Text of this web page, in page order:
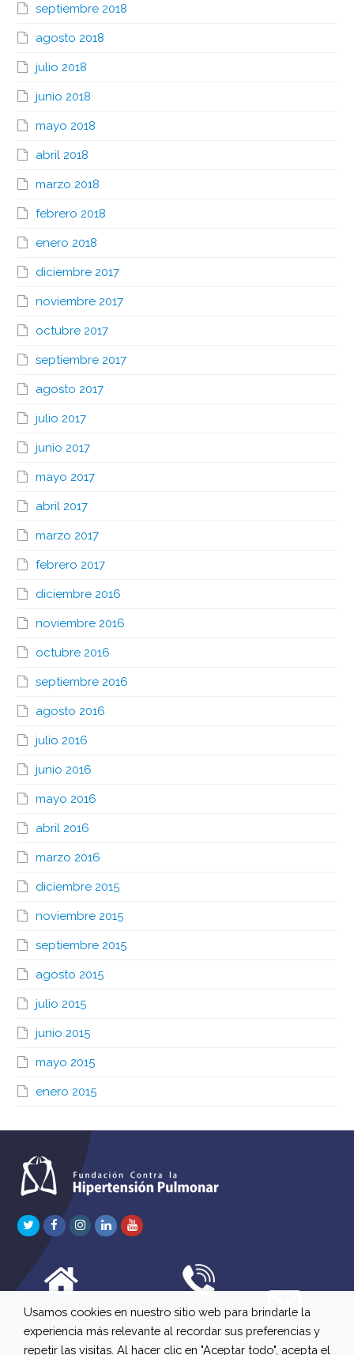
septiembre 2018
agosto 2018
julio 2018
junio 2018
mayo 2018
abril 2018
marzo 2018
febrero 2018
enero 2018
diciembre 2017
noviembre 2017
octubre 2017
septiembre 2017
agosto 2017
julio 2017
junio 2017
mayo 2017
abril 2017
marzo 2017
febrero 2017
diciembre 2016
noviembre 2016
octubre 2016
septiembre 2016
agosto 2016
julio 2016
junio 2016
mayo 2016
abril 2016
marzo 2016
diciembre 2015
noviembre 2015
septiembre 2015
agosto 2015
julio 2015
junio 2015
mayo 2015
enero 2015
TwitterFacebook
Instagram
LinkedInYoutube
C/ Río Jordán 7 bajo
A 28981 Parla Madrid
647 630 515
661 73 42 04
info@fchp.es
Usamos cookies en nuestro sitio web para brindarle la
experiencia más relevante al recordar sus preferencias y
repetir las visitas. Al hacer clic en "Aceptar todo", acepta el